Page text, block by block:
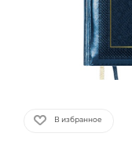
В избранное